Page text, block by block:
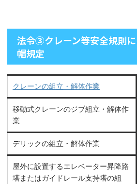
法令③クレーン等安全規則
帽規定
クレーンの組立・解体作業
移動式クレーンのジブ組立・解体作
業
デリックの組立・解体作業
屋外に設置するエレベーター昇降路
塔またはガイドレール支持塔の組